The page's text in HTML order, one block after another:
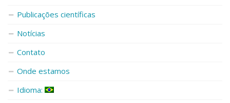
Publicações científicas
Notícias
Contato
Onde estamos
Idioma: